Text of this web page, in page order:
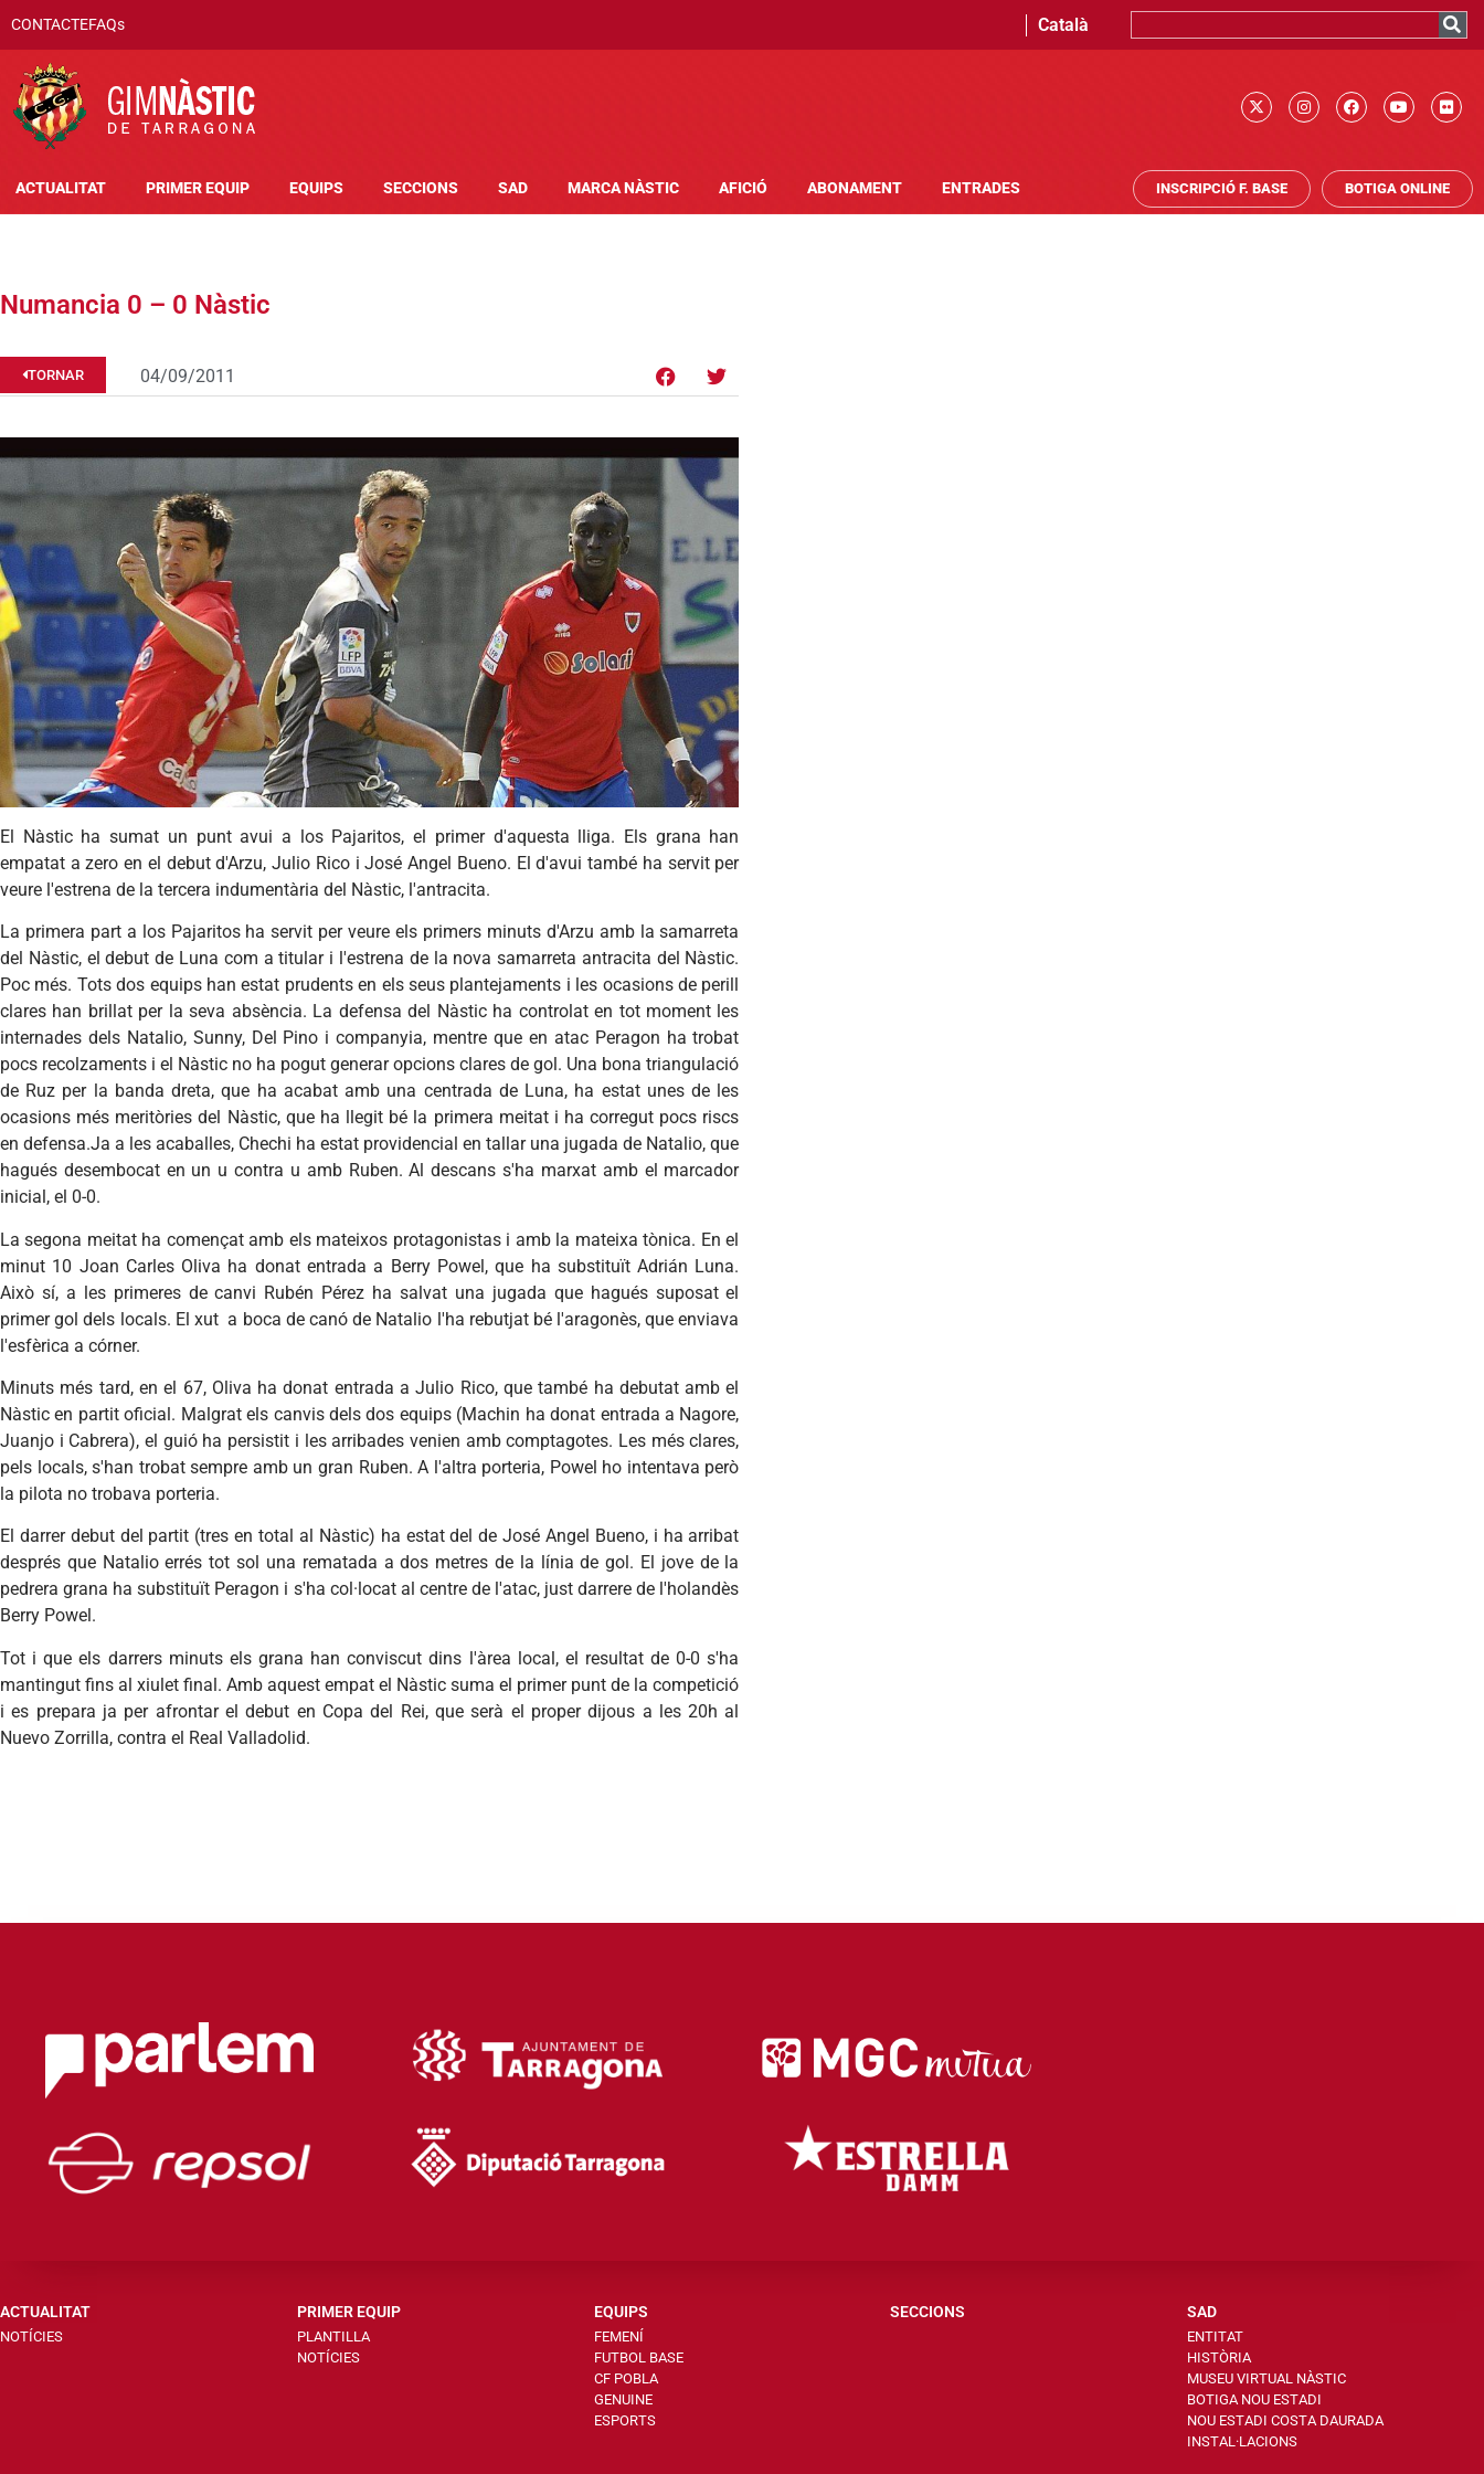
CONTACTEFAQs Català
ACTUALITAT PRIMER EQUIP EQUIPS SECCIONS SAD MARCA NÀSTIC AFICIÓ ABONAMENT ENTRADES INSCRIPCIÓ F. BASE BOTIGA ONLINE
Numancia 0 – 0 Nàstic
TORNAR 04/09/2011
El Nàstic ha sumat un punt avui a los Pajaritos, el primer d'aquesta lliga. Els grana han
empatat a zero en el debut d'Arzu, Julio Rico i José Angel Bueno. El d'avui també ha servit per
veure l'estrena de la tercera indumentària del Nàstic, l'antracita.
La primera part a los Pajaritos ha servit per veure els primers minuts d'Arzu amb la samarreta
del Nàstic, el debut de Luna com a titular i l'estrena de la nova samarreta antracita del Nàstic.
Poc més. Tots dos equips han estat prudents en els seus plantejaments i les ocasions de perill
clares han brillat per la seva absència. La defensa del Nàstic ha controlat en tot moment les
internades dels Natalio, Sunny, Del Pino i companyia, mentre que en atac Peragon ha trobat
pocs recolzaments i el Nàstic no ha pogut generar opcions clares de gol. Una bona triangulació
de Ruz per la banda dreta, que ha acabat amb una centrada de Luna, ha estat unes de les
ocasions més meritòries del Nàstic, que ha llegit bé la primera meitat i ha corregut pocs riscs
en defensa.Ja a les acaballes, Chechi ha estat providencial en tallar una jugada de Natalio, que
hagués desembocat en un u contra u amb Ruben. Al descans s'ha marxat amb el marcador
inicial, el 0-0.
La segona meitat ha començat amb els mateixos protagonistas i amb la mateixa tònica. En el
minut 10 Joan Carles Oliva ha donat entrada a Berry Powel, que ha substituït Adrián Luna.
Això sí, a les primeres de canvi Rubén Pérez ha salvat una jugada que hagués suposat el
primer gol dels locals. El xut a boca de canó de Natalio l'ha rebutjat bé l'aragonès, que enviava
l'esfèrica a córner.
Minuts més tard, en el 67, Oliva ha donat entrada a Julio Rico, que també ha debutat amb el
Nàstic en partit oficial. Malgrat els canvis dels dos equips (Machin ha donat entrada a Nagore,
Juanjo i Cabrera), el guió ha persistit i les arribades venien amb comptagotes. Les més clares,
pels locals, s'han trobat sempre amb un gran Ruben. A l'altra porteria, Powel ho intentava però
la pilota no trobava porteria.
El darrer debut del partit (tres en total al Nàstic) ha estat del de José Angel Bueno, i ha arribat
després que Natalio errés tot sol una rematada a dos metres de la línia de gol. El jove de la
pedrera grana ha substituït Peragon i s'ha col·locat al centre de l'atac, just darrere de l'holandès
Berry Powel.
Tot i que els darrers minuts els grana han conviscut dins l'àrea local, el resultat de 0-0 s'ha
mantingut fins al xiulet final. Amb aquest empat el Nàstic suma el primer punt de la competició
i es prepara ja per afrontar el debut en Copa del Rei, que serà el proper dijous a les 20h al
Nuevo Zorrilla, contra el Real Valladolid.
ACTUALITAT
NOTÍCIES
PRIMER EQUIP
PLANTILLA
NOTÍCIES
EQUIPS
FEMENÍ
FUTBOL BASE
CF POBLA
GENUINE
ESPORTS
SECCIONS SAD
ENTITAT
HISTÒRIA
MUSEU VIRTUAL NÀSTIC
BOTIGA NOU ESTADI
NOU ESTADI COSTA DAURADA
INSTAL·LACIONS